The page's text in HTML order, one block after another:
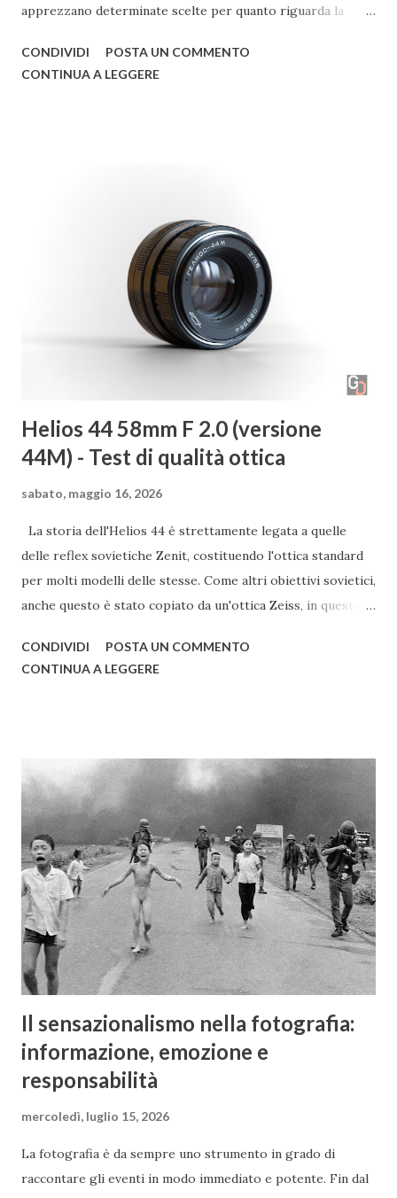
apprezzano determinate scelte per quanto riguarda la
freddi. Non mancano scatti in cui il paesaggio si combina
foto dedicandomi, soprattutto, alle foto paesaggistiche.
Quali sono i tuoi fotografi di riferimento? Ce ne sono
molti! Per quanto riguarda la fotografia paesaggistica
vorrei citare Art Wolfe, Sebastião Salgado e Ansel Adams. ©
Christian Formato Guardando nella tua galleria ci ha
colpito la preferenza per...
CONDIVIDI
POSTA UN COMMENTO
CONTINUA A LEGGERE
Helios 44 58mm F 2.0 (versione
44M) - Test di qualità ottica
sabato, maggio 16, 2026
La storia dell'Helios 44 è strettamente legata a quelle
delle reflex sovietiche Zenit, costituendo l'ottica standard
per molti modelli delle stesse. Come altri obiettivi sovietici,
anche questo è stato copiato da un'ottica Zeiss, in questo
KMZ, l'Helios 44 continuò a essere prodotto, anche in altri
innesto a vite con filettatura M39, identica a quella Leica, ma
tiraggio più lungo, pari a quello dell'innesto M42. Questi
obiettivi sono piuttosto ricercati dai collezionisti e dagli
amanti del bokeh, anche per via del diaframma con 13
lamelle (nelle versioni successive verranno diminuite). Le
differenze tra i vari Helios 44 successivi, identificati da
lettere e numeri...
CONDIVIDI
POSTA UN COMMENTO
CONTINUA A LEGGERE
Il sensazionalismo nella fotografia:
informazione, emozione e
responsabilità
mercoledì, luglio 15, 2026
La fotografia è da sempre uno strumento in grado di
raccontare gli eventi in modo immediato e potente. Fin dal